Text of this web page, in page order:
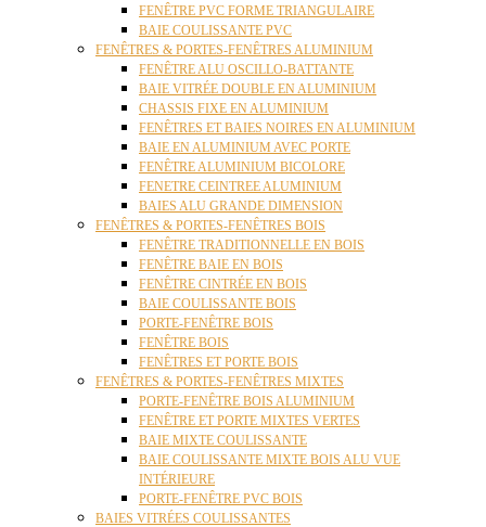
FENÊTRE PVC FORME TRIANGULAIRE
BAIE COULISSANTE PVC
FENÊTRES & PORTES-FENÊTRES ALUMINIUM
FENÊTRE ALU OSCILLO-BATTANTE
BAIE VITRÉE DOUBLE EN ALUMINIUM
CHASSIS FIXE EN ALUMINIUM
FENÊTRES ET BAIES NOIRES EN ALUMINIUM
BAIE EN ALUMINIUM AVEC PORTE
FENÊTRE ALUMINIUM BICOLORE
FENETRE CEINTREE ALUMINIUM
BAIES ALU GRANDE DIMENSION
FENÊTRES & PORTES-FENÊTRES BOIS
FENÊTRE TRADITIONNELLE EN BOIS
FENÊTRE BAIE EN BOIS
FENÊTRE CINTRÉE EN BOIS
BAIE COULISSANTE BOIS
PORTE-FENÊTRE BOIS
FENÊTRE BOIS
FENÊTRES ET PORTE BOIS
FENÊTRES & PORTES-FENÊTRES MIXTES
PORTE-FENÊTRE BOIS ALUMINIUM
FENÊTRE ET PORTE MIXTES VERTES
BAIE MIXTE COULISSANTE
BAIE COULISSANTE MIXTE BOIS ALU VUE
INTÉRIEURE
PORTE-FENÊTRE PVC BOIS
BAIES VITRÉES COULISSANTES